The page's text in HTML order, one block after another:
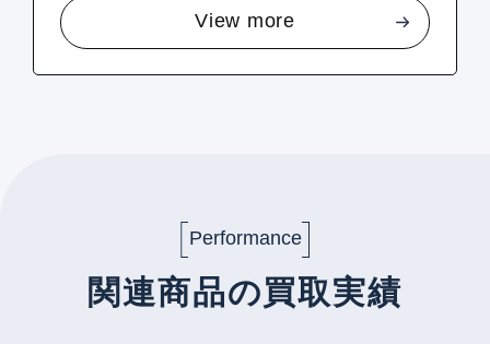
View more
Performance
関連商品の買取実績